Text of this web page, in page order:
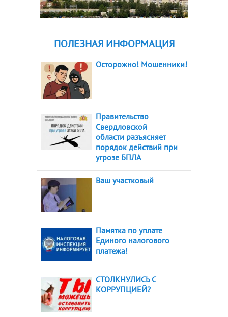
ПОЛЕЗНАЯ ИНФОРМАЦИЯ
Осторожно! Мошенники!
Правительство
Свердловской
области разъясняет
порядок действий при
угрозе БПЛА
Ваш участковый
Памятка по уплате
Единого налогового
платежа!
СТОЛКНУЛИСЬ С
КОРРУПЦИЕЙ?